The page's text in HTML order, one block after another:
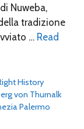
Nuweba,
tradizione
… Read
History
von Thurnalk
Palermo